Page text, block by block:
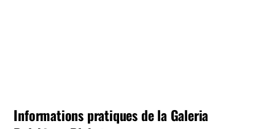
Informations pratiques de la Galeria